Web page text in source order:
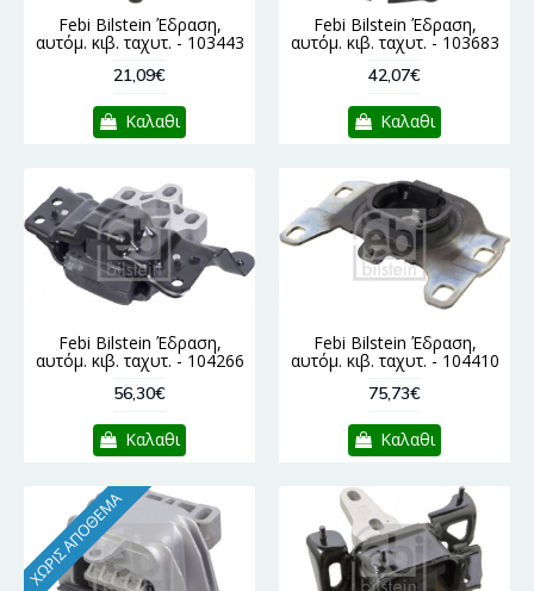
Febi Bilstein Έδραση,
αυτόμ. κιβ. ταχυτ. - 103443
21,09€
Καλαθι
Febi Bilstein Έδραση,
αυτόμ. κιβ. ταχυτ. - 103683
42,07€
Καλαθι
Febi Bilstein Έδραση,
αυτόμ. κιβ. ταχυτ. - 104266
56,30€
Καλαθι
Febi Bilstein Έδραση,
αυτόμ. κιβ. ταχυτ. - 104410
75,73€
Καλαθι
ΧΩΡΊΣ ΑΠΌΘΕΜΑ